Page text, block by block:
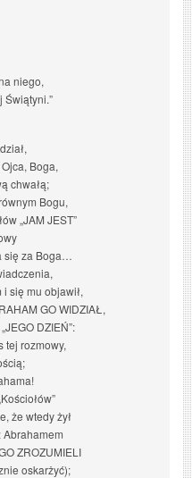
niego,
Świątyni.”
Boga,
chwałą;
Bogu,
„JAM JEST”
się za Boga…
się mu objawił,
GO WIDZIAŁ,
DZIEŃ”:
tej rozmowy,
że wtedy żył
Abrahamem
ZROZUMIELI
oskarżyć);